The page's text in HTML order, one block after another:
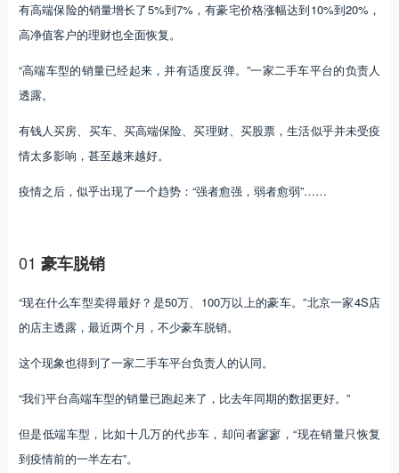
有高端保险的销量增长了5%到7%，有豪宅价格涨幅达到10%到20%，
高净值客户的理财也全面恢复。
“高端车型的销量已经起来，并有适度反弹。”一家二手车平台的负责人
透露。
有钱人买房、买车、买高端保险、买理财、买股票，生活似乎并未受疫
情太多影响，甚至越来越好。
疫情之后，似乎出现了一个趋势：“强者愈强，弱者愈弱”……
01 豪车脱销
“现在什么车型卖得最好？是50万、100万以上的豪车。”北京一家4S店
的店主透露，最近两个月，不少豪车脱销。
这个现象也得到了一家二手车平台负责人的认同。
“我们平台高端车型的销量已跑起来了，比去年同期的数据更好。”
但是低端车型，比如十几万的代步车，却问者寥寥，“现在销量只恢复
到疫情前的一半左右”。